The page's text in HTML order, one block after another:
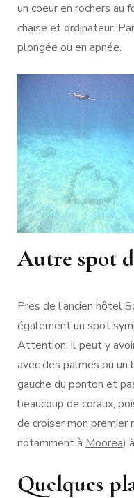
un coeur en rochers au
chaise et ordinateur.
plongée ou en apnée.
Autre spot
Près de l’ancien hôtel
également un spot
Attention, il peut y
avec des palmes ou un
gauche du ponton et
beaucoup de coraux,
de croiser mon premier
notamment à Moorea)
Quelques